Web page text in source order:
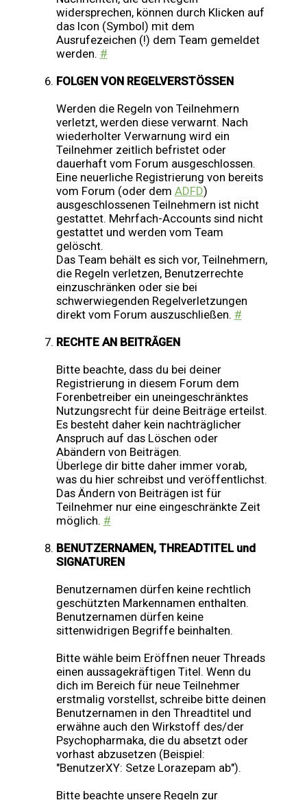
widersprechen, können durch Klicken auf
das Icon (Symbol) mit dem
Ausrufezeichen (!) dem Team gemeldet
werden. #
FOLGEN VON REGELVERSTÖSSEN
Werden die Regeln von Teilnehmern
verletzt, werden diese verwarnt. Nach
wiederholter Verwarnung wird ein
Teilnehmer zeitlich befristet oder
dauerhaft vom Forum ausgeschlossen.
Eine neuerliche Registrierung von bereits
vom Forum (oder dem ADFD)
ausgeschlossenen Teilnehmern ist nicht
gestattet. Mehrfach-Accounts sind nicht
gestattet und werden vom Team
gelöscht.
Das Team behält es sich vor, Teilnehmern,
die Regeln verletzen, Benutzerrechte
einzuschränken oder sie bei
schwerwiegenden Regelverletzungen
direkt vom Forum auszuschließen. #
RECHTE AN BEITRÄGEN
Bitte beachte, dass du bei deiner
Registrierung in diesem Forum dem
Forenbetreiber ein uneingeschränktes
Nutzungsrecht für deine Beiträge erteilst.
Es besteht daher kein nachträglicher
Anspruch auf das Löschen oder
Abändern von Beiträgen.
Überlege dir bitte daher immer vorab,
was du hier schreibst und veröffentlichst.
Das Ändern von Beiträgen ist für
Teilnehmer nur eine eingeschränkte Zeit
möglich. #
BENUTZERNAMEN, THREADTITEL und
SIGNATUREN
Benutzernamen dürfen keine rechtlich
geschützten Markennamen enthalten.
Benutzernamen dürfen keine
sittenwidrigen Begriffe beinhalten.
Bitte wähle beim Eröffnen neuer Threads
einen aussagekräftigen Titel. Wenn du
dich im Bereich für neue Teilnehmer
erstmalig vorstellst, schreibe bitte deinen
Benutzernamen in den Threadtitel und
erwähne auch den Wirkstoff des/der
Psychopharmaka, die du absetzt oder
vorhast abzusetzen (Beispiel:
"BenutzerXY: Setze Lorazepam ab").
Bitte beachte unsere Regeln zur